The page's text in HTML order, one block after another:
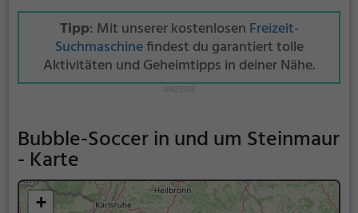
Tipp: Mit unserer kostenlosen Freizeit-
Suchmaschinefindest du garantiert tolle
Aktivitäten und Geheimtipps in deiner Nähe.
Bubble-Soccer in und um Steinmaur
- Karte
+